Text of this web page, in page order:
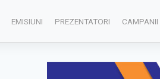
EMISIUNI PREZENTATORI CAMPANII